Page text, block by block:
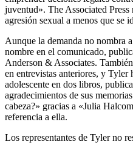
juventud». The Associated
agresión sexual a menos que se
Aunque la demanda no nombra
nombre en el comunicado,
Anderson & Associates.
en entrevistas anteriores, y Tyler
adolescente en dos libros,
agradecimientos de sus
cabeza?» gracias a «Julia
referencia a ella.
Los representantes de Tyler no